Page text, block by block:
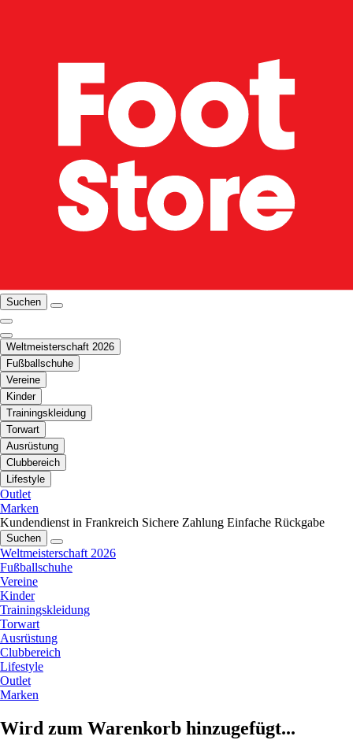
Suchen
Weltmeisterschaft 2026
Fußballschuhe
Vereine
Kinder
Trainingskleidung
Torwart
Ausrüstung
Clubbereich
Lifestyle
Outlet
Marken
Kundendienst in Frankreich Sichere Zahlung Einfache Rückgabe
Suchen
Weltmeisterschaft 2026
Fußballschuhe
Vereine
Kinder
Trainingskleidung
Torwart
Ausrüstung
Clubbereich
Lifestyle
Outlet
Marken
Wird zum Warenkorb hinzugefügt...